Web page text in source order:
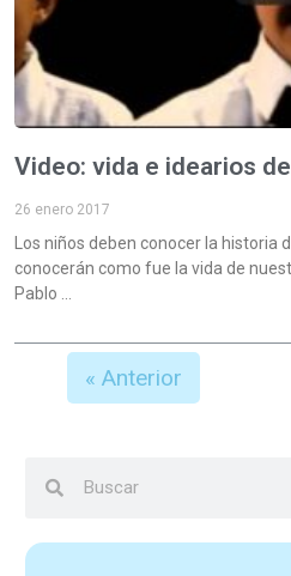
Video: vida e idearios
26 enero 2017
Los niños deben conocer la historia
conocerán como fue la vida de
Pablo
« Anterior